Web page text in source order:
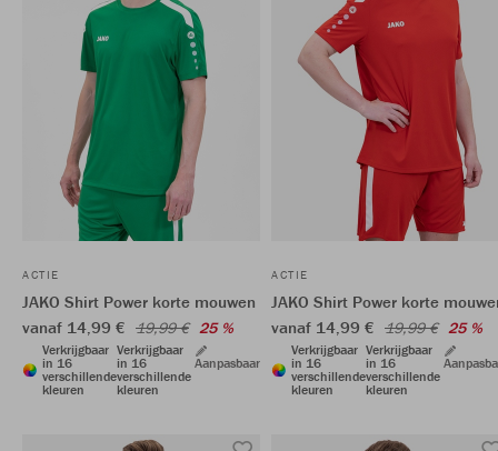
ACTIE
JAKO Shirt Power korte mouwen
vanaf 14,99 € 19,99 € 25 %
Verkrijgbaar
in 16
verschillende
kleuren
Verkrijgbaar
in 16
verschillende
kleuren
Aanpasbaar
ACTIE
JAKO Shirt Power korte
vanaf 14,99 € 19,99 € 25 %
Verkrijgbaar
in 16
verschillende
kleuren
Verkrijgbaar
in 16
verschillende
kleuren